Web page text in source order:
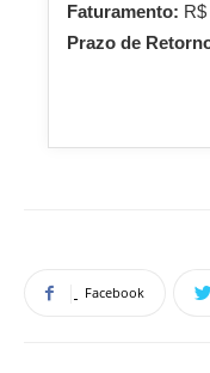
Faturamento:
Prazo de
Facebook